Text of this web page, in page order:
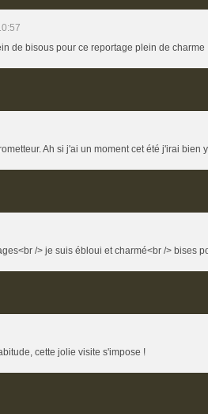
de bisous pour ce reportage plein de charme
Ah si j'ai un moment cet été j'irai bien
/> je suis ébloui et charmé<br /> bises
cette jolie visite s'impose !